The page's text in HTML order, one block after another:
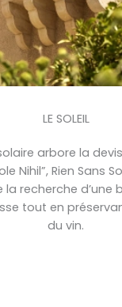
LE SOLEIL
arbore la
Nihil”, Rien Sans
la recherche d’une
tout en
du vin.